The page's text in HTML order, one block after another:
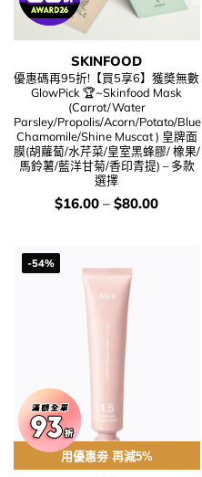
SKINFOOD
優惠碼再95折!【買5享6】獲奬無數
GlowPick 🏆~Skinfood Mask
(Carrot/Water
Parsley/Propolis/Acorn/Potato/Blue
Chamomile/Shine Muscat ) 皇牌面
膜(胡蘿蔔/水芹菜/皇室黑蜂膠/ 橡果/
馬鈴薯/藍洋甘菊/香印青提) – 多款
選擇
價
$16.00 – $80.00
-54%
用優惠劵 再減5%